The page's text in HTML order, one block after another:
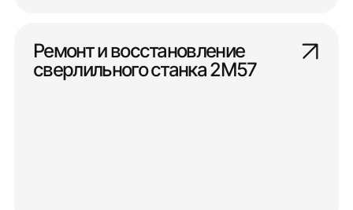
Ремонт и восстановление
сверлильного станка 2М57